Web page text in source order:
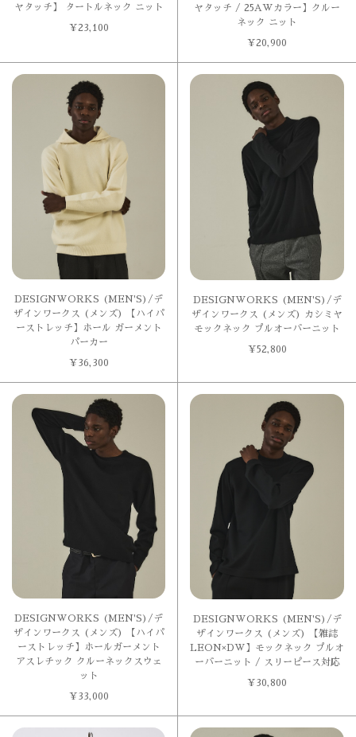
ヤタッチ】 タートルネック ニット
¥23,100
ヤタッチ / 25AWカラー】クルー
ネック ニット
¥ 20,900
DESIGNWORKS (MEN'S)/デ
ザインワークス (メンズ) 【ハイパ
ーストレッチ】ホール ガーメント
パーカー
¥36,300
DESIGNWORKS (MEN'S)/デ
ザインワークス (メンズ) カシミヤ
モックネック プルオーバーニット
¥52,800
DESIGNWORKS (MEN'S)/デ
ザインワークス (メンズ) 【ハイパ
ーストレッチ】ホールガーメント
アスレチック クルーネックスウェ
ット
¥33,000
DESIGNWORKS (MEN'S)/デ
ザインワークス (メンズ) 【雑誌
LEON×DW】モックネック プルオ
ーバーニット / スリーピース対応
¥ 30,800